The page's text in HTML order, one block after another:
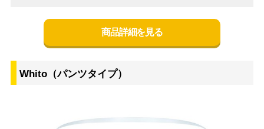
商品詳細を見る
Whito（パンツタイプ）